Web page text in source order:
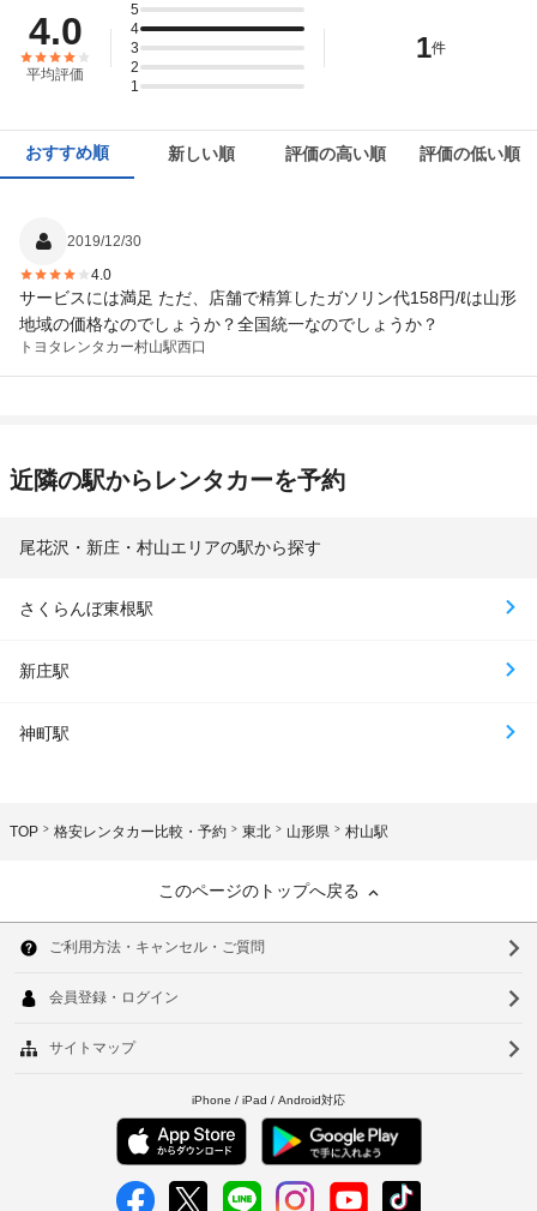
4.0
平均評価
5
4
3
2
1
1件
おすすめ順 新しい順 評価の高い順 評価の低い順
2019/12/30
4.0
サービスには満足 ただ、店舗で精算したガソリン代158円/ℓは山形
地域の価格なのでしょうか？全国統一なのでしょうか？
トヨタレンタカー村山駅西口
近隣の駅からレンタカーを予約
尾花沢・新庄・村山エリアの駅から探す
さくらんぼ東根駅
新庄駅
神町駅
TOP 格安レンタカー比較・予約 東北 山形県 村山駅
このページのトップへ戻る